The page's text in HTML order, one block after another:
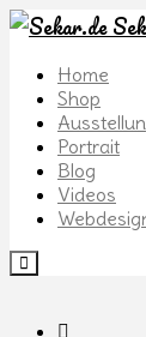
Home
Shop
Portrait
Blog
Videos